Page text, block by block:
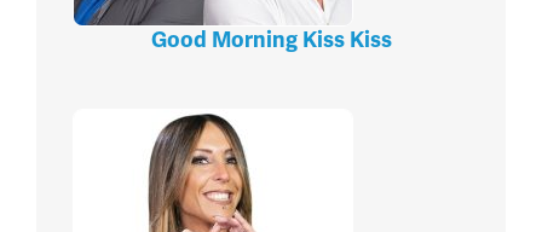
Good Morning Kiss Kiss